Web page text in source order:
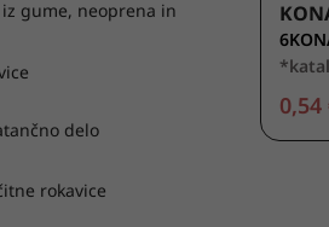
iz gume, neoprena in
delo
rokavice
0,54